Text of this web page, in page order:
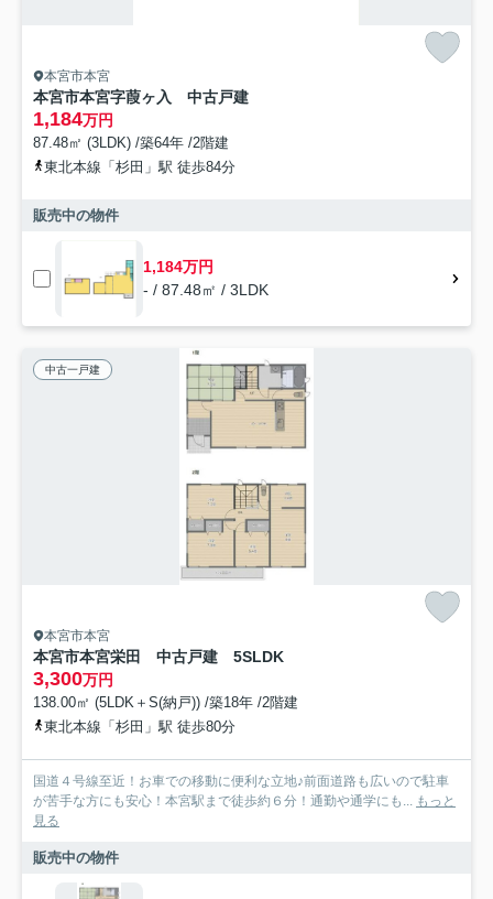
本宮市本宮
本宮市本宮字葭ヶ入 中古戸建
1,184万円
87.48㎡ (3LDK) /築64年 /2階建
東北本線「杉田」駅 徒歩84分
販売中の物件
1,184万円
- / 87.48㎡ / 3LDK
中古一戸建
本宮市本宮
本宮市本宮栄田 中古戸建 5SLDK
3,300万円
138.00㎡ (5LDK＋S(納戸)) /築18年 /2階建
東北本線「杉田」駅 徒歩80分
国道４号線至近！お車での移動に便利な立地♪前面道路も広いので駐車
が苦手な方にも安心！本宮駅まで徒歩約６分！通勤や通学にも... もっと
見る
販売中の物件